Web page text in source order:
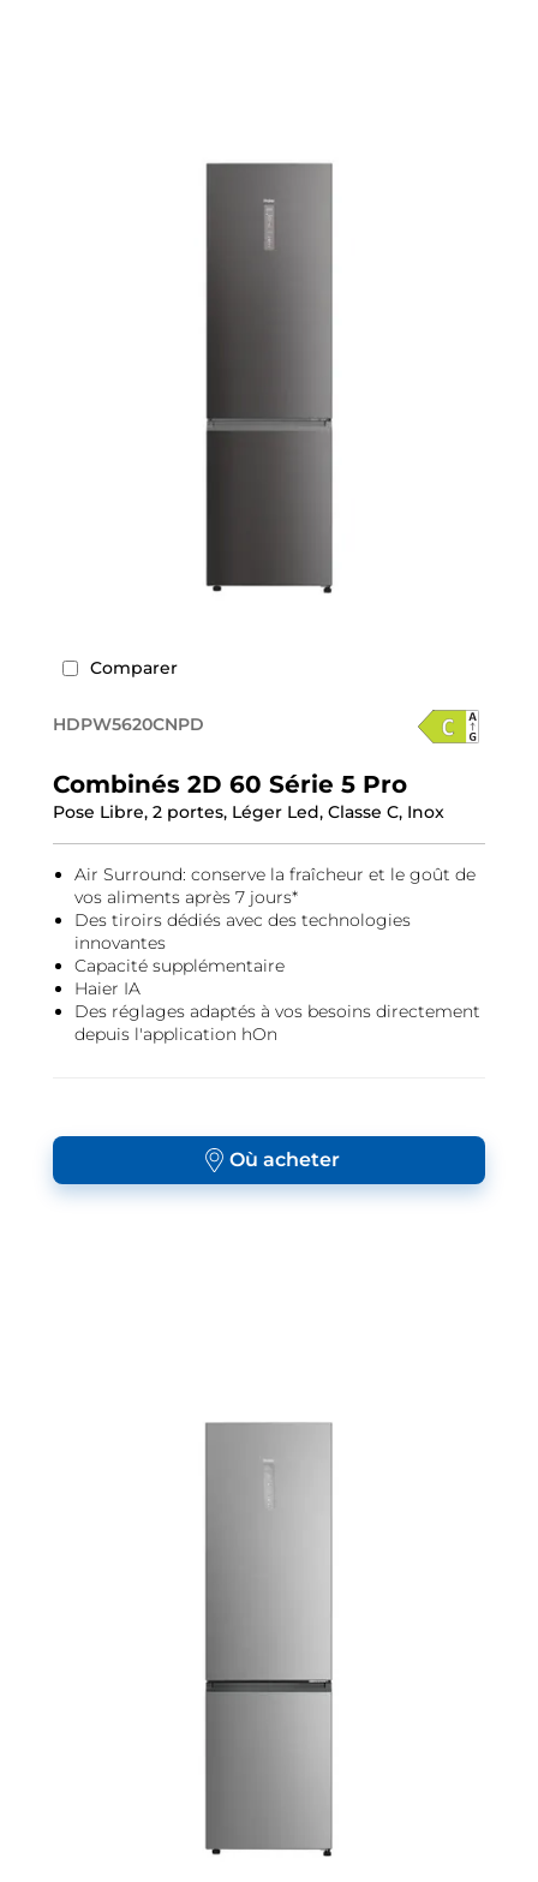
Comparer
HDPW5620CNPD
Combinés 2D 60 Série 5 Pro
Pose Libre, 2 portes, Léger Led, Classe C, Inox
Air Surround: conserve la fraîcheur et le goût de
vos aliments après 7 jours*
Des tiroirs dédiés avec des technologies
innovantes
Capacité supplémentaire
Haier IA
Des réglages adaptés à vos besoins directement
depuis l'application hOn
Où acheter